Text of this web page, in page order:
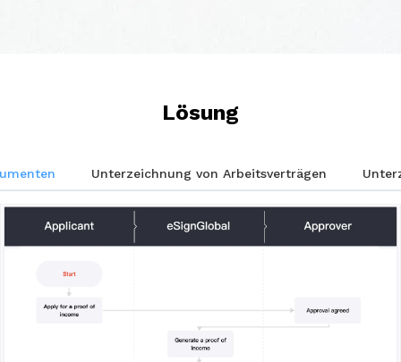
Lösung
Unterzeichnung von Arbeitsverträgen